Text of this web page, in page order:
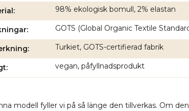
98% ekologisk bomull, 2% elastan
GOTS (Global Organic Textile
Turkiet, GOTS-certifierad fabrik
vegan, påfyllnadsprodukt
modell fyller vi på så länge den tillverkas. Om